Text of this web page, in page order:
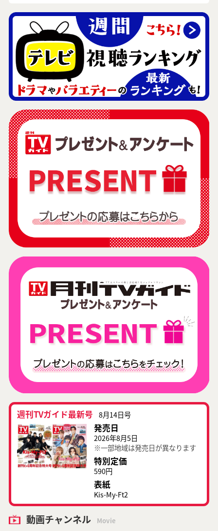
週刊TVガイド最新号 8月14日号
発売日
2026年8月5日
※一部地域は発売日が異なります
特別定価
590円
表紙
Kis-My-Ft2
動画チャンネル Movie